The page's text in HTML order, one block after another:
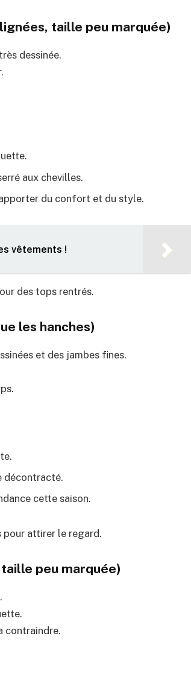
taille peu marquée)
dessinée.
aux chevilles.
du confort et du style.
vêtements !
des tops rentrés.
les hanches)
et des jambes fines.
décontracté.
cette saison.
pour attirer le regard.
peu marquée)
contraindre.